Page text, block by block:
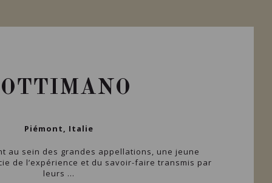
Piémont, Italie
au sein des grandes appellations, une jeune
de l’expérience et du savoir-faire transmis par
leurs ...